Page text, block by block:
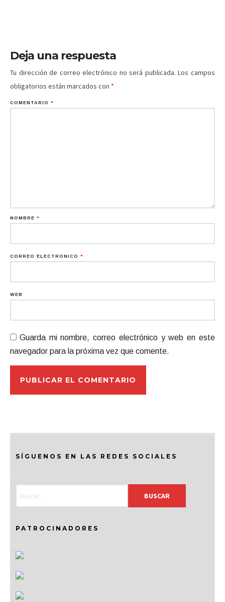
Deja una respuesta
Tu dirección de correo electrónico no será publicada. Los campos
obligatorios están marcados con *
COMENTARIO *
NOMBRE *
CORREO ELECTRÓNICO *
WEB
Guarda mi nombre, correo electrónico y web en este
navegador para la próxima vez que comente.
SÍGUENOS EN LAS REDES SOCIALES
PATROCINADORES